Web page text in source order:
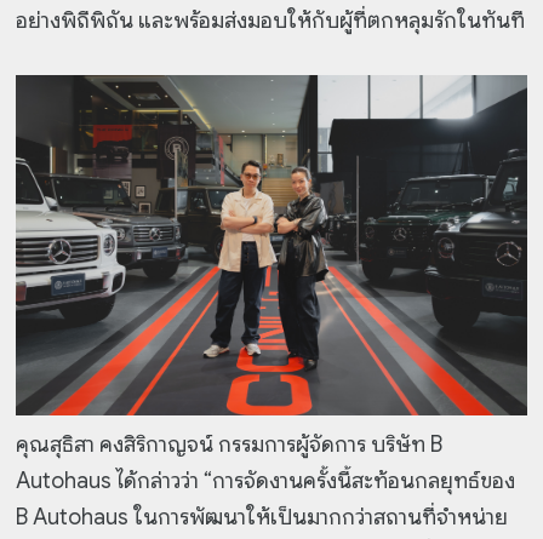
อย่างพิถีพิถัน และพร้อมส่งมอบให้กับผู้ที่ตกหลุมรักในทันที
คุณสุธิสา คงสิริกาญจน์ กรรมการผู้จัดการ บริษัท B
Autohaus ได้กล่าวว่า “การจัดงานครั้งนี้สะท้อนกลยุทธ์ของ
B Autohaus ในการพัฒนาให้เป็นมากกว่าสถานที่จำหน่าย